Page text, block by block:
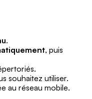
.
, puis
souhaitez utiliser.
au réseau mobile.